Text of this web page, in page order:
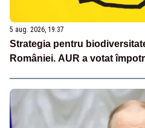
5 aug. 2026, 19:37
Strategia pentru
României. AUR a votat